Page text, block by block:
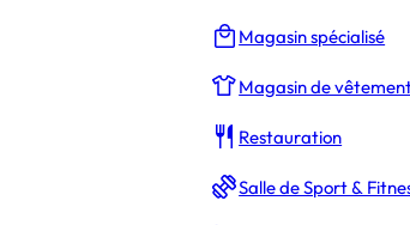
Magasin spécialisé
Magasin de
Restauration
Salle de Sport &